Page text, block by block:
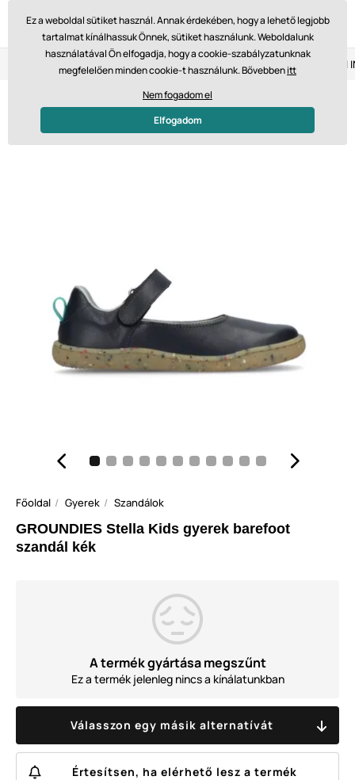
Visszaküldés 14 napon belül Gyors szállítás 61 475 Ft-tól
Főoldal Gyerek Szandálok
GROUNDIES Stella Kids gyerek barefoot
szandál kék
A termék gyártása megszűnt
Ez a termék jelenleg nincs a kínálatunkban
Válasszon egy másik alternatívát
Értesítsen, ha elérhető lesz a termék
Ez a weboldal sütiket használ. Annak érdekében, hogy a lehető legjobb
tartalmat kínálhassuk Önnek, sütiket használunk. Weboldalunk
használatával Ön elfogadja, hogy a cookie-szabályzatunknak
megfelelően minden cookie-t használunk. Bővebbenitt
Nem fogadom el
Elfogadom